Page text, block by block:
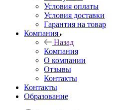
Условия оплаты
Условия доставки
Гарантия на товар
Компания
Назад
Компания
О компании
Отзывы
Контакты
Контакты
Образование